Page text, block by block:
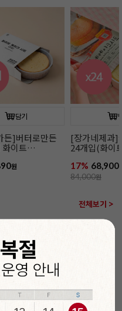
담기
과]케이크시트
니)
원
[장가네제과]
24개입(초코/
12% 77,900
88,800원
전체보기 >